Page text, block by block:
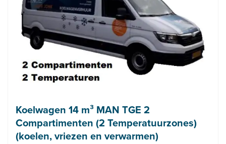
Koelwagen 14 m³ MAN TGE 2
Compartimenten (2 Temperatuurzones)
(koelen, vriezen en verwarmen)